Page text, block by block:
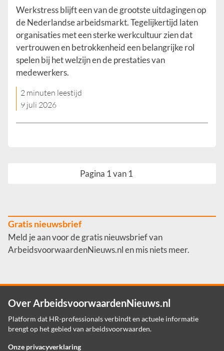
Werkstress blijft een van de grootste uitdagingen op
de Nederlandse arbeidsmarkt. Tegelijkertijd laten
organisaties met een sterke werkcultuur zien dat
vertrouwen en betrokkenheid een belangrijke rol
spelen bij het welzijn en de prestaties van
medewerkers.
2 minuten leestijd
9 juli 2026
Pagina 1 van 1
Gratis nieuwsbrief
Meld je aan voor de gratis nieuwsbrief van
ArbeidsvoorwaardenNieuws.nl en mis niets meer.
Over ArbeidsvoorwaardenNieuws.nl
Platform dat HR-professionals verbindt en actuele informatie
brengt op het gebied van arbeidsvoorwaarden.
Onze privacyverklaring